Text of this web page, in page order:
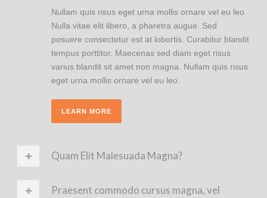
Nullam quis risus eget urna mollis ornare vel eu leo.
Nulla vitae elit libero, a pharetra augue. Sed
posuere consectetur est at lobortis. Curabitur blandit
tempus porttitor. Maecenas sed diam eget risus
varius blandit sit amet non magna. Nullam quis risus
eget urna mollis ornare vel eu leo.
LEARN MORE
Quam Elit Malesuada Magna?
Praesent commodo cursus magna, vel